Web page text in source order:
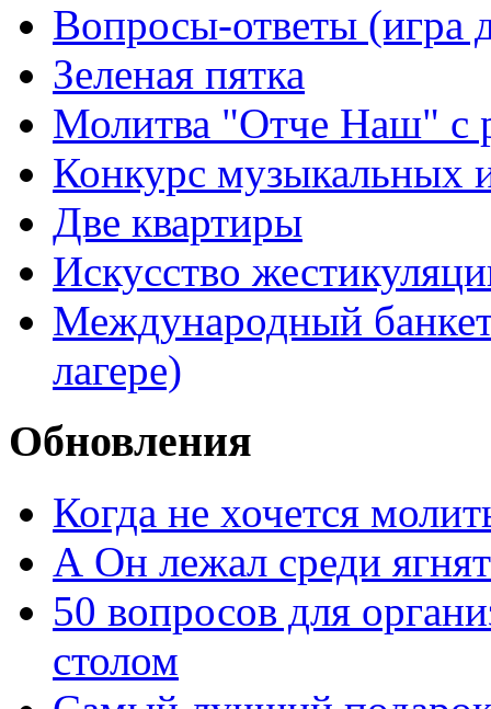
Вопросы-ответы (игра
Зеленая пятка
Молитва "Отче Наш" с
Конкурс музыкальных
Две квартиры
Искусство
Международный
лагере)
Обновления
Когда не хочется
А Он лежал среди ягнят
50 вопросов для
столом